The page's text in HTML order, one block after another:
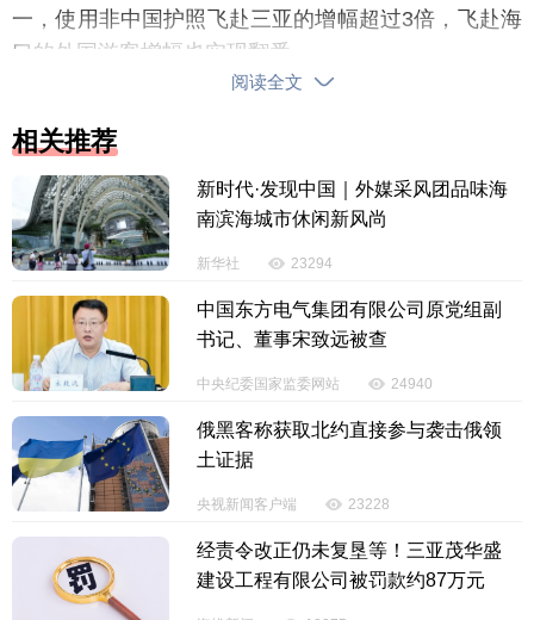
一，使用非中国护照飞赴三亚的增幅超过3倍，飞赴海
口的外国游客增幅也实现翻番。
纷纷推出新玩法，以沉浸式体验与精细化服务迎接客
流“大考”。
阅读全文
相关推荐
新时代·发现中国｜外媒采风团品味海
南滨海城市休闲新风尚
新华社 23294
中国东方电气集团有限公司原党组副
书记、董事宋致远被查
中央纪委国家监委网站 24940
俄黑客称获取北约直接参与袭击俄领
土证据
央视新闻客户端 23228
经责令改正仍未复垦等！三亚茂华盛
建设工程有限公司被罚款约87万元